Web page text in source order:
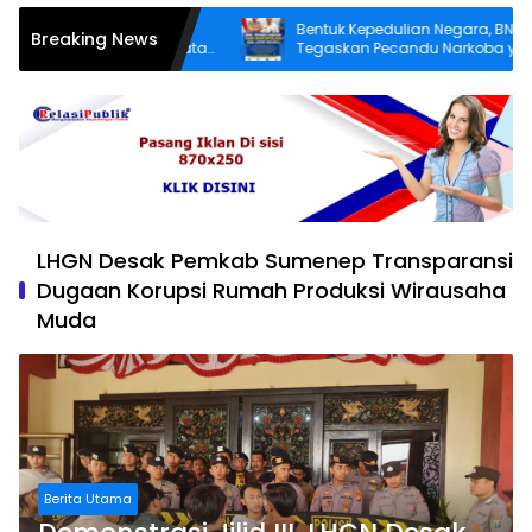
Breaking News
Lebih Layak,
Desa Angkatan
Perbaiki Jalan Rusak
Bentuk Kepedulian Negara, BNN
Tegaskan Pecandu Narkoba yang
Sukarela Tidak akan Dipenjara
LHGN Desak Pemkab Sumenep Transparansi
Dugaan Korupsi Rumah Produksi Wirausaha
Muda
Berita Utama